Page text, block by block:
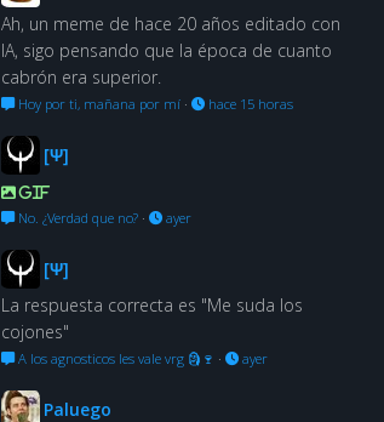
Ah, un meme de hace 20 años editado con
IA, sigo pensando que la época de cuanto
cabrón era superior.
Hoy por ti, mañana por mí · hace 15 horas
[Ψ]
GIF
No. ¿Verdad que no? · ayer
[Ψ]
La respuesta correcta es "Me suda los
cojones"
A los agnosticos les vale vrg 🗿🍷 · ayer
Paluego